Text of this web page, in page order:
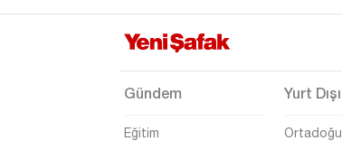
Bingöl
Bitlis
Gündem
Eğitim
Yurt Dışı
Ortadoğu